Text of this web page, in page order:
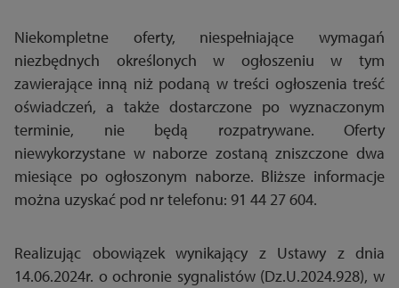
Niekompletne oferty, niespełniające wymagań
niezbędnych określonych w ogłoszeniu w tym
zawierające inną niż podaną w treści ogłoszenia treść
oświadczeń, a także dostarczone po wyznaczonym
terminie, nie będą rozpatrywane. Oferty
niewykorzystane w naborze zostaną zniszczone dwa
miesiące po ogłoszonym naborze. Bliższe informacje
można uzyskać pod nr telefonu: 91 44 27 604.
Realizując obowiązek wynikający z Ustawy z dnia
14.06.2024r. o ochronie sygnalistów (Dz.U.2024.928), w